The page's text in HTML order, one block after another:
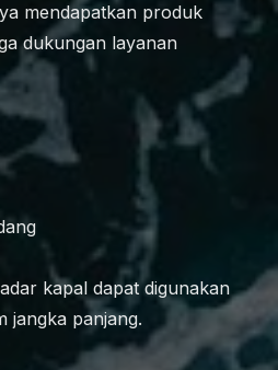
mendapatkan produk
dukungan layanan
kapal dapat digunakan
jangka panjang.